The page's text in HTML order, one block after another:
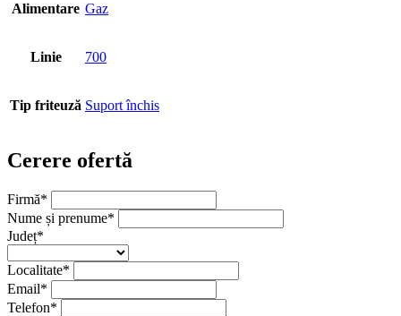
Alimentare Gaz
Linie 700
Tip friteuză Suport închis
Cerere ofertă
Firmă*
Nume și prenume*
Județ*
Localitate*
Email*
Telefon*